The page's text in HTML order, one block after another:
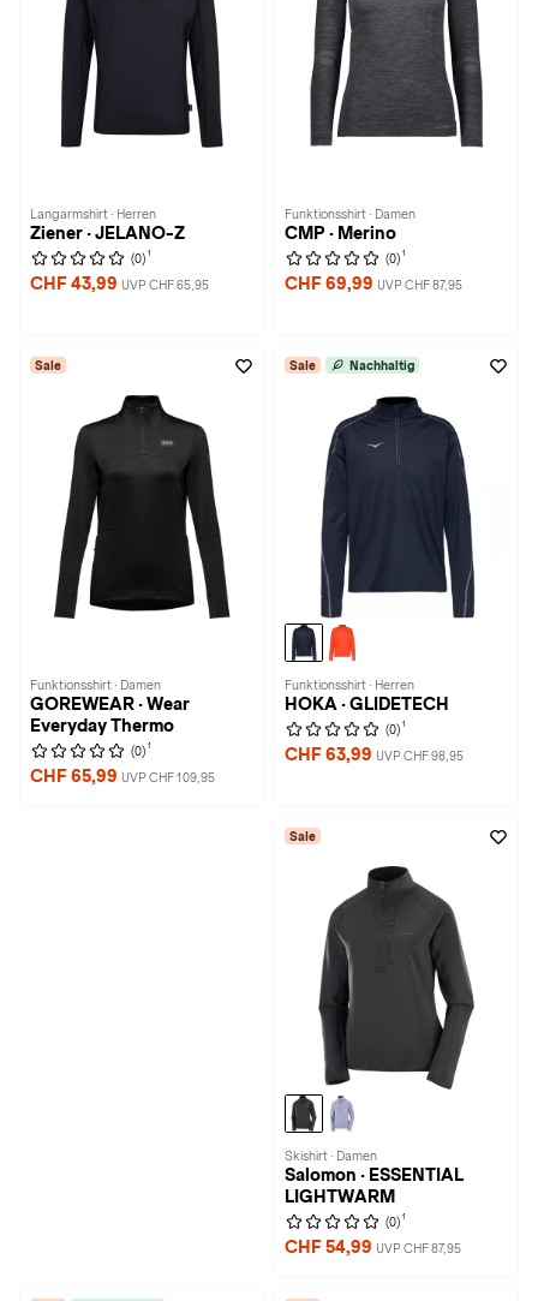
Langarmshirt · Herren
Ziener · JELANO-Z
(0) 1
CHF 43,99 UVP CHF 65,95
Funktionsshirt · Damen
CMP · Merino
(0) 1
CHF 69,99 UVP CHF 87,95
Sale
Funktionsshirt · Damen
GOREWEAR · Wear
Everyday Thermo
(0) 1
CHF 65,99 UVP CHF 109,95
Sale Nachhaltig
Funktionsshirt · Herren
HOKA · GLIDETECH
(0) 1
CHF 63,99 UVP CHF 98,95
Sale
Skishirt · Damen
Salomon · ESSENTIAL
LIGHTWARM
(0) 1
CHF 54,99 UVP CHF 87,95